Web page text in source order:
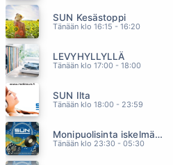
TAAS AURINKO NOUSEE
SUN Kesästoppi
Tänään klo 16:15 - 16:20
LEVYHYLLYLLÄ
Tänään klo 17:00 - 18:00
SUN Ilta
Tänään klo 18:00 - 23:59
Monipuolisinta iskelmää ja parasta poppia
Tänään klo 23:30 - 05:30